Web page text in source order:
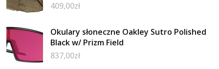
409,00zł
Okulary słoneczne Oakley Sutro Polished
Black w/ Prizm Field
837,00zł